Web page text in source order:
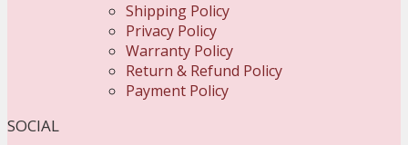
Shipping Policy
Privacy Policy
Warranty Policy
Return & Refund Policy
Payment Policy
SOCIAL